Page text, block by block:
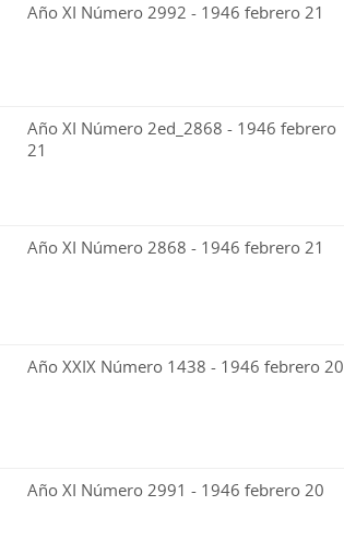
Año XI Número 2992 - 1946 febrero 21
Año XI Número 2ed_2868 - 1946 febrero
21
Año XI Número 2868 - 1946 febrero 21
Año XXIX Número 1438 - 1946 febrero 20
Año XI Número 2991 - 1946 febrero 20